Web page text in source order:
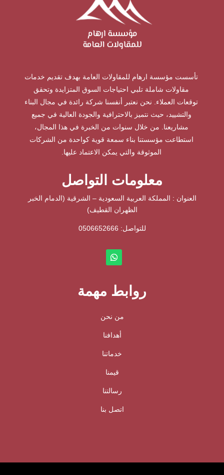
تأسست مؤسسة ارهام للمقاولات العامة بهدف تقديم خدمات
مقاولات شاملة تلبي احتياجات السوق المتزايدة وتحقق
توقعات العملاء. نحن نعتبر أنفسنا شركة رائدة في مجال البناء
والتشييد، حيث نتميز بالاحترافية والجودة العالية في جميع
مشاريعنا. من خلال سنوات من الخبرة في هذا المجال،
استطاعت مؤسستنا بناء سمعة قوية كواحدة من الشركات
الموثوقة والتي يمكن الاعتماد عليها.
معلومات التواصل
العنوان : المملكة العربية السعودية – الشرقية (الدمام الخبر
الظهران القطيف)
للتواصل: ⁦ 0506652666
روابط مهمة
من نحن
أهدافنا
خدماتنا
قيمنا
رسالتنا
اتصل بنا